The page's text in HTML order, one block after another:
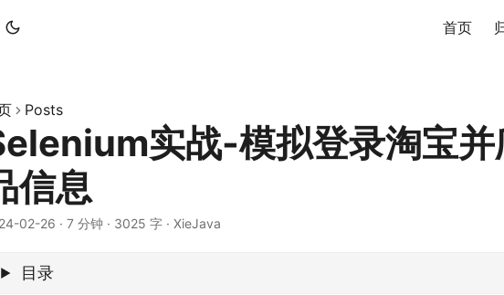
首页
Posts
实战-模拟登录淘宝并
信息
02-26 · 7 分钟 · 3025 字 · XieJava
目录